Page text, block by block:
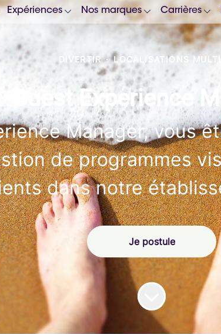
DIVERTIR · LOCALISATIONS
Guest Experience
Manager, vous
de programmes
dans notre
Je postule
Expériences Nos marques Carrières